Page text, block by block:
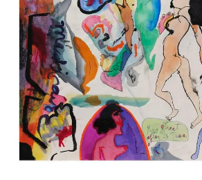
CATALOGUE DES
1945-1949
1950-1954
1955-1959
1960-1964
1964-1969
1970-1974
1975-1980